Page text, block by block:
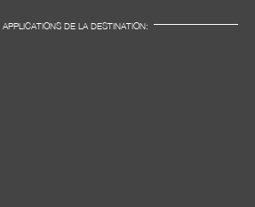
APPLICATIONS DE LA DESTINATION: